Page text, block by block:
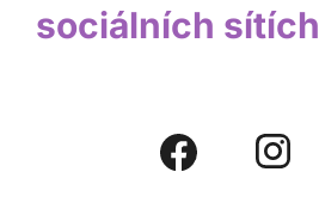
sociálních sítích